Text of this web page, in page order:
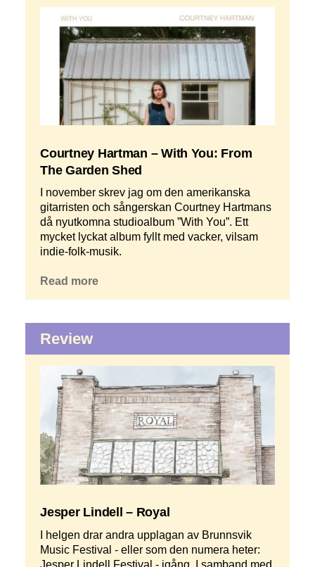
Courtney Hartman – With You: From
The Garden Shed
I november skrev jag om den amerikanska
gitarristen och sångerskan Courtney Hartmans
då nyutkomna studioalbum ”With You”. Ett
mycket lyckat album fyllt med vacker, vilsam
indie-folk-musik.
Read more
Review
Jesper Lindell – Royal
I helgen drar andra upplagan av Brunnsvik
Music Festival - eller som den numera heter:
Jesper Lindell Festival - igång. I samband med